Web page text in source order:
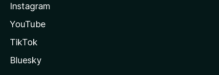
Instagram
YouTube
TikTok
Bluesky